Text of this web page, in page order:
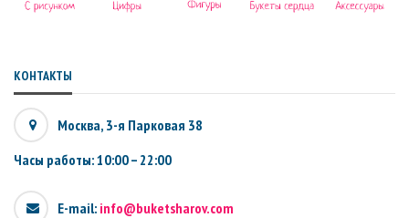
КОНТАКТЫ
Москва, 3-я Парковая 38
Часы работы: 10:00 – 22:00
E-mail: info@buketsharov.com